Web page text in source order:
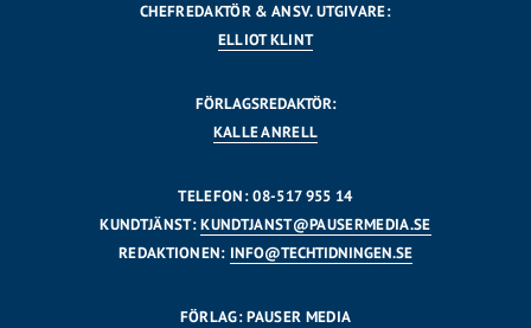
CHEFREDAKTÖR & ANSV. UTGIVARE:
ELLIOT KLINT
FÖRLAGSREDAKTÖR:
KALLE ANRELL
TELEFON: 08-517 955 14
KUNDTJÄNST:KUNDTJANST@PAUSERMEDIA.SE
REDAKTIONEN: INFO@TECHTIDNINGEN.SE
FÖRLAG: PAUSER MEDIA